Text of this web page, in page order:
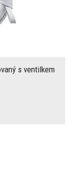
s ventilkem